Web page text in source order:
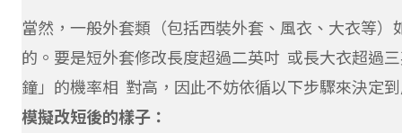
當然，一般外套類（包括西裝外套、風衣、大衣等
的。要是短外套修改長度超過二英吋 或長大衣超過
鐘」的機率相 對高，因此不妨依循以下步驟來決定
模擬改短後的樣子：